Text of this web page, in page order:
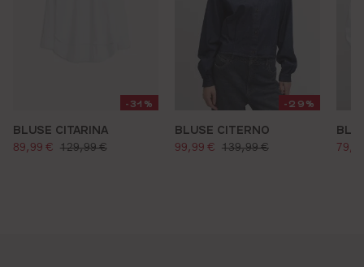
-31%
BLUSE CITARINA
verkaufspreis:
89,99 € regulärer preis:
129,99 €
-29%
BLUSE CITERNO
verkaufspreis:
99,99 € regulärer preis:
139,99 €